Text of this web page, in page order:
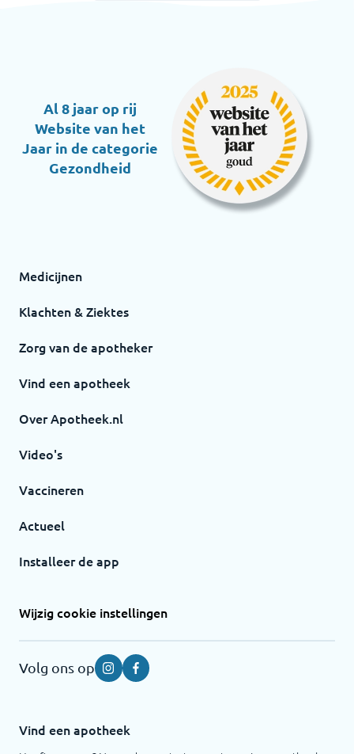
Al 8 jaar op rij
Website van het
Jaar in de categorie
Gezondheid
Medicijnen
Klachten & Ziektes
Zorg van de apotheker
Vind een apotheek
Over Apotheek.nl
Video's
Vaccineren
Actueel
Installeer de app
Wijzig cookie instellingen
Volg ons op InstagramFacebook
Vind een apotheek